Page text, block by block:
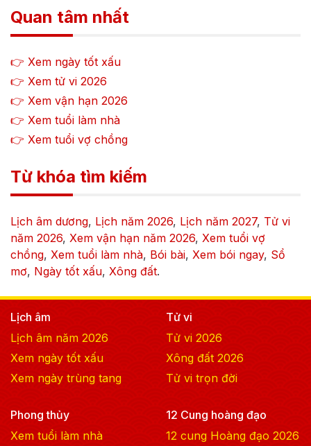
Quan tâm nhất
👉 Xem ngày tốt xấu
👉 Xem tử vi 2026
👉 Xem vận hạn 2026
👉 Xem tuổi làm nhà
👉 Xem tuổi vợ chồng
Từ khóa tìm kiếm
Lịch âm dương, Lịch năm 2026, Lịch năm 2027, Tử vi
năm 2026, Xem vận hạn năm 2026, Xem tuổi vợ
chồng, Xem tuổi làm nhà, Bói bài, Xem bói ngay, Sổ
mơ, Ngày tốt xấu, Xông đất.
Lịch âm
Lịch âm năm 2026
Xem ngày tốt xấu
Xem ngày trùng tang
Tử vi
Tử vi 2026
Xông đất 2026
Tử vi trọn đời
Phong thủy
Xem tuổi làm nhà
12 Cung hoàng đạo
12 cung Hoàng đạo 2026